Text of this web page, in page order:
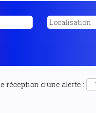
réception d’une alerte :